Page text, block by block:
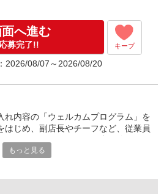
へ進む
募完了!! キープ
2026/08/07～2026/08/20
れ内容の「ウェルカムプログラム」を
はじめ、副店長やチーフなど、従業員
。雰囲気やチームワークのよさなど、
もっと見る